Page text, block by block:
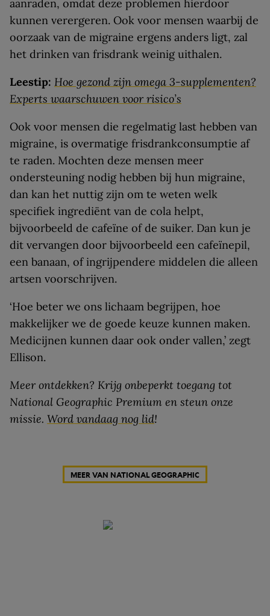
aanraden, omdat deze problemen hierdoor
kunnen verergeren. Ook voor mensen waarbij de
oorzaak van de migraine ergens anders ligt, zal
het drinken van frisdrank weinig uithalen.
Leestip: Hoe gezond zijn omega 3-supplementen?
Experts waarschuwen voor risico’s
Ook voor mensen die regelmatig last hebben van
migraine, is overmatige frisdrankconsumptie af
te raden. Mochten deze mensen meer
ondersteuning nodig hebben bij hun migraine,
dan kan het nuttig zijn om te weten welk
specifiek ingrediënt van de cola helpt,
bijvoorbeeld de cafeïne of de suiker. Dan kun je
dit vervangen door bijvoorbeeld een cafeïnepil,
een banaan, of ingrijpendere middelen die alleen
artsen voorschrijven.
‘Hoe beter we ons lichaam begrijpen, hoe
makkelijker we de goede keuze kunnen maken.
Medicijnen kunnen daar ook onder vallen,’ zegt
Ellison.
Meer ontdekken? Krijg onbeperkt toegang tot
National Geographic Premium en steun onze
missie. Word vandaag nog lid!
MEER VAN NATIONAL GEOGRAPHIC